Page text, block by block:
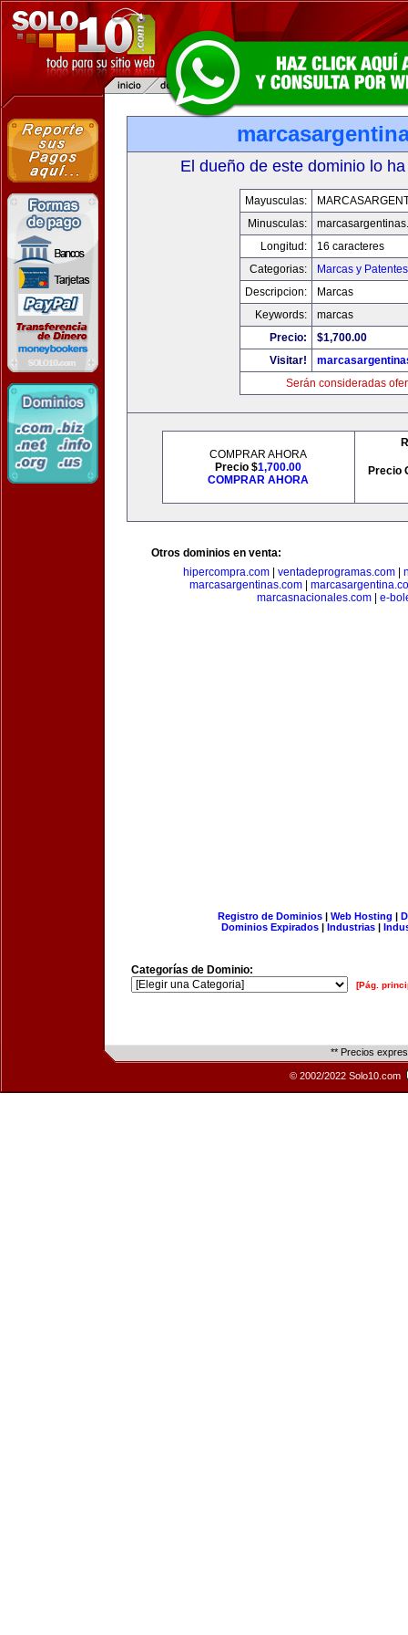
El dueño de este dominio lo
Mayusculas:
Minusculas:
Longitud:
16 caracteres
Categorias:
Marcas y Patentes
Descripcion:
Marcas
Keywords:
marcas
Precio:
$1,700.00
Visitar!
Serán consideradas
COMPRAR AHORA
Precio $1,700.00
COMPRAR AHORA
Precio
Otros dominios en venta:
hipercompra.com
ventadeprogramas.com
marcasargentinas.com
marcasnacionales.com| e-
Registro de Dominios| Web Hosting |
Dominios Expirados | Industrias |
Categorías de Dominio:
[Pág.
** Precios
© 2002/2022 Solo10.com